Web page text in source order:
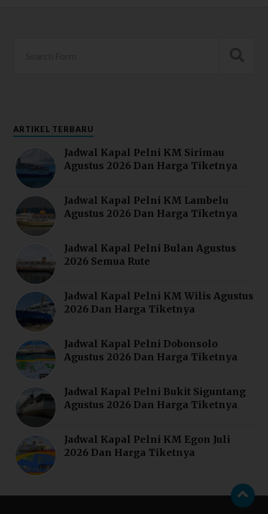
ARTIKEL TERBARU
Jadwal Kapal Pelni KM Sirimau
Agustus 2026 Dan Harga Tiketnya
Jadwal Kapal Pelni KM Lambelu
Agustus 2026 Dan Harga Tiketnya
Jadwal Kapal Pelni Bulan Agustus
2026 Semua Rute
Jadwal Kapal Pelni KM Wilis Agustus
2026 Dan Harga Tiketnya
Jadwal Kapal Pelni Dobonsolo
Agustus 2026 Dan Harga Tiketnya
Jadwal Kapal Pelni Bukit Siguntang
Agustus 2026 Dan Harga Tiketnya
Jadwal Kapal Pelni KM Egon Juli
2026 Dan Harga Tiketnya